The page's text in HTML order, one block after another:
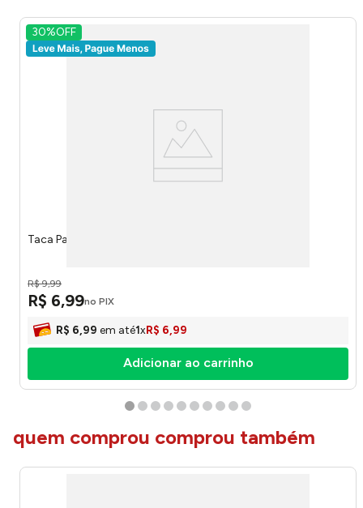
30%OFF
Taca Para Cerveja Vidro 330ml 9134 - Plasvale
R$ 9,99
R$ 6,99no PIX
R$ 6,99 em até1xR$ 6,99
Adicionar ao carrinho
quem comprou comprou também